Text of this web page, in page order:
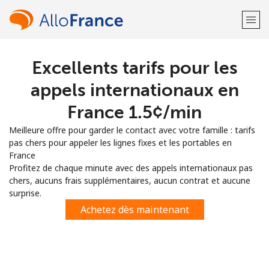
Bienvenue!
Vous avez déjà un compte?
S'enregistrer avec
ou
Excellents tarifs pour les
appels internationaux en
France ⁦1.5¢⁩/min
Meilleure offre pour garder le contact avec votre famille : tarifs
pas chers pour appeler les lignes fixes et les portables en
France
Profitez de chaque minute avec des appels internationaux pas
chers, aucuns frais supplémentaires, aucun contrat et aucune
surprise.
Achetez dès maintenant